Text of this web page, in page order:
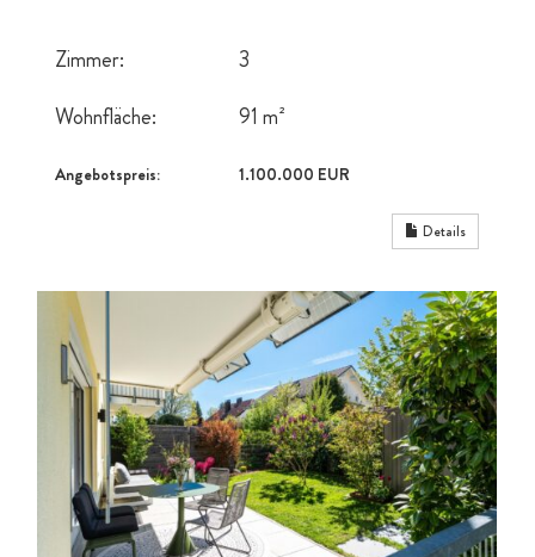
Zimmer:
3
Wohnfläche:
91 m²
Angebotspreis: 1.100.000 EUR
Details